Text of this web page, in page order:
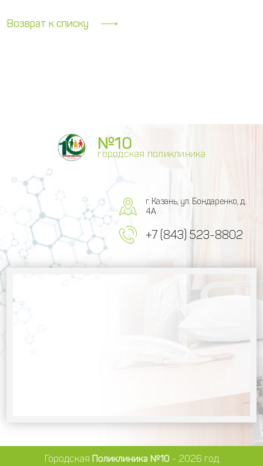
Возврат к списку
№10
городская поликлиника
г. Казань, ул. Бондаренко, д.
4А
+7 (843) 523-8802
Городская Поликлиника №10 - 2026 год